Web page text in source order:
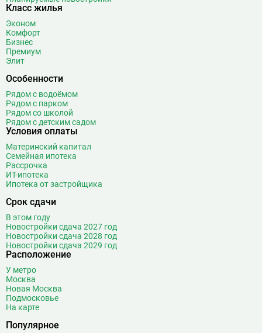
Класс жилья
Эконом
Комфорт
Бизнес
Премиум
Элит
Особенности
Рядом с водоёмом
Рядом с парком
Рядом со школой
Рядом с детским садом
Условия оплаты
Материнский капитал
Семейная ипотека
Рассрочка
ИТ-ипотека
Ипотека от застройщика
Срок сдачи
В этом году
Новостройки сдача 2027 год
Новостройки сдача 2028 год
Новостройки сдача 2029 год
Расположение
У метро
Москва
Новая Москва
Подмосковье
На карте
Популярное